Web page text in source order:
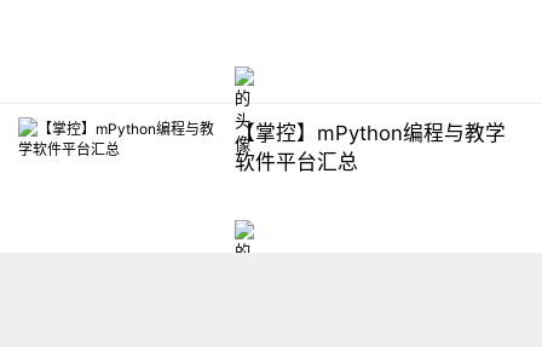
【掌控】mPython编程与教学
软件平台汇总